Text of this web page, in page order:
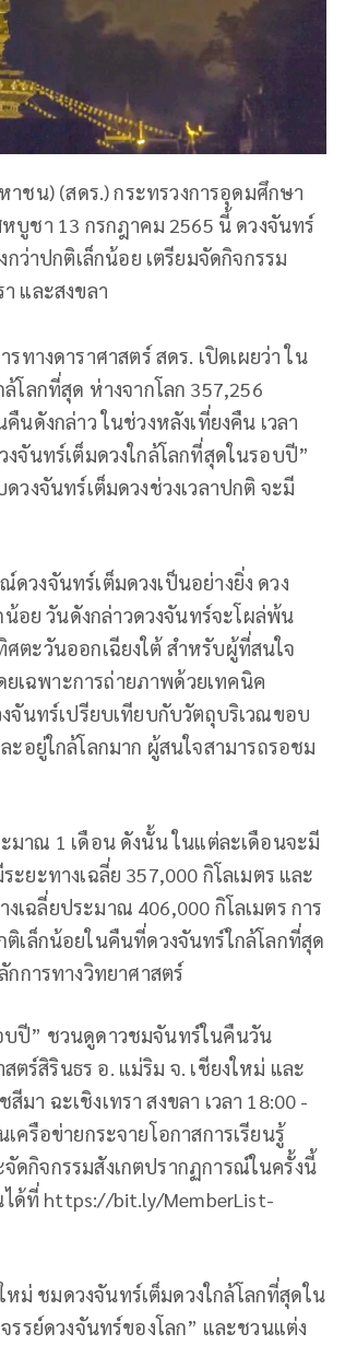
ชน) (สดร.) กระทรวงการอุดมศึกษา
บูชา 13 กรกฎาคม 2565​ นี้ ดวงจันทร์
ว่าปกติเล็กน้อย เตรียมจัดกิจกรรม​
และสงขลา
างดาราศาสตร์ สดร. เปิดเผยว่า ใน
ลกที่สุด ห่างจากโลก 357,256
นดังกล่าว ในช่วงหลังเที่ยงคืน เวลา
จันทร์เต็มดวงใกล้โลกที่สุดในรอบปี”
วงจันทร์เต็มดวงช่วงเวลาปกติ จะมี
วงจันทร์เต็มดวงเป็นอย่างยิ่ง ดวง
อย วันดังกล่าวดวงจันทร์จะโผล่พ้น
ศตะวันออกเฉียงใต้ สำหรับผู้ที่สนใจ
เฉพาะการถ่ายภาพด้วยเทคนิค
จันทร์เปรียบเทียบกับวัตถุบริเวณขอบ
อยู่ใกล้โลกมาก ผู้สนใจสามารถรอชม
มาณ 1 เดือน ดังนั้น ในแต่ละเดือนจะมี
ะยะทางเฉลี่ย 357,000 กิโลเมตร และ
เฉลี่ยประมาณ 406,000 กิโลเมตร การ
เล็กน้อยในคืนที่ดวงจันทร์ใกล้โลกที่สุด
การทางวิทยาศาสตร์
บปี” ชวนดูดาวชมจันทร์ในคืนวัน
ร์สิรินธร อ. แม่ริม จ. เชียงใหม่ และ
า ฉะเชิงเทรา สงขลา เวลา 18:00 -
ครือข่ายกระจายโอกาสการเรียนรู้
ดกิจกรรมสังเกตปรากฏการณ์ในครั้งนี้
ได้ที่ https://bit.ly/MemberList-
ม่ ชมดวงจันทร์เต็มดวงใกล้โลกที่สุดใน
รรย์ดวงจันทร์ของโลก” และชวนแต่ง